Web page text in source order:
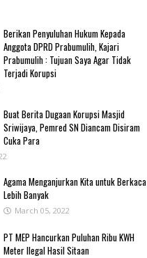
Berikan Penyuluhan Hukum Kepada
Anggota DPRD Prabumulih, Kajari
Prabumulih : Tujuan Saya Agar Tidak
Terjadi Korupsi
Buat Berita Dugaan Korupsi Masjid
Sriwijaya, Pemred SN Diancam Disiram
Cuka Para
Agama Menganjurkan Kita untuk Berkaca
Lebih Banyak
March 05, 2022
PT MEP Hancurkan Puluhan Ribu KWH
Meter Ilegal Hasil Sitaan